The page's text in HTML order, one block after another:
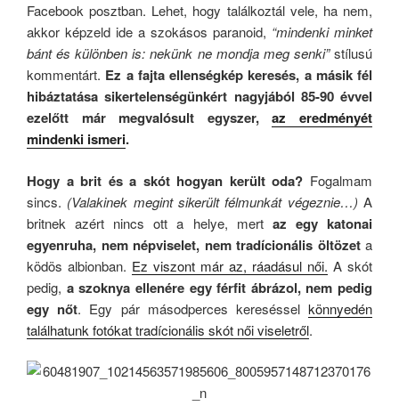
Facebook posztban. Lehet, hogy találkoztál vele, ha nem,
akkor képzeld ide a szokásos paranoid, “mindenki minket
bánt és különben is: nekünk ne mondja meg senki”stílusú
kommentárt. Ez a fajta ellenségkép keresés, a másik fél
hibáztatása sikertelenségünkért nagyjából 85-90 évvel
ezelőtt már megvalósult egyszer,az eredményét
mindenki ismeri.
Hogy a brit és a skót hogyan került oda? Fogalmam
sincs. (Valakinek megint sikerült félmunkát végeznie…) A
britnek azért nincs ott a helye, mert az egy katonai
egyenruha, nem népviselet, nem tradícionális öltözeta
ködös albionban. Ez viszont már az, ráadásul női. A skót
pedig, a szoknya ellenére egy férfit ábrázol, nem pedig
egy nőt. Egy pár másodperces keresésselkönnyedén
találhatunk fotókat tradícionális skót női viseletről.